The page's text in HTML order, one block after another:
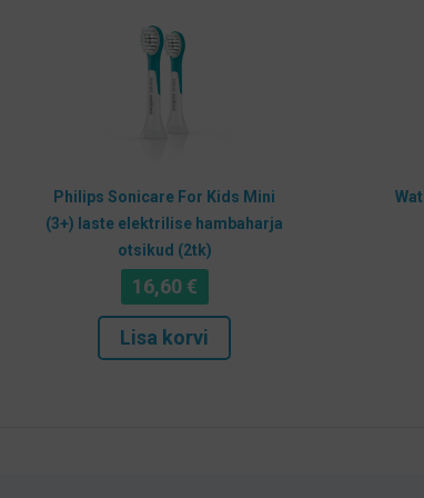
Philips Sonicare For Kids Mini
(3+) laste elektrilise hambaharja
otsikud (2tk)
16,60€
Lisa korvi